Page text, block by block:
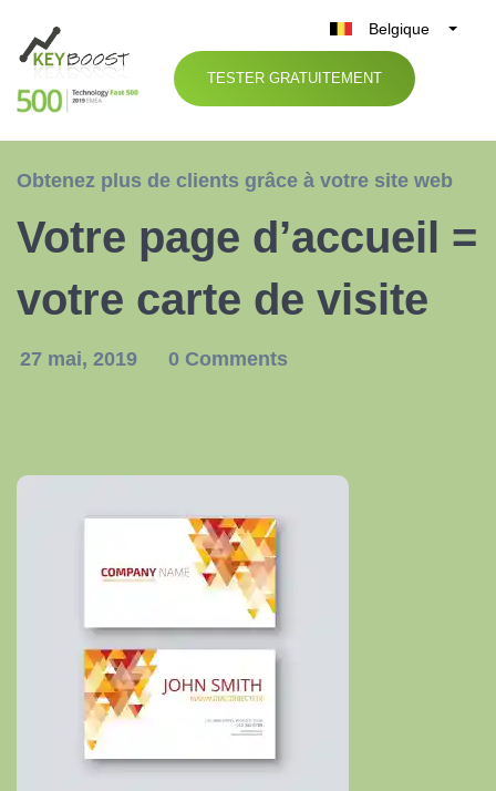
Belgique
België
Nederland
España
TESTER GRATUITEMENT
Obtenez plus de clients grâce à votre site web
Votre page d’accueil =
votre carte de visite
27 mai, 2019 0 Comments